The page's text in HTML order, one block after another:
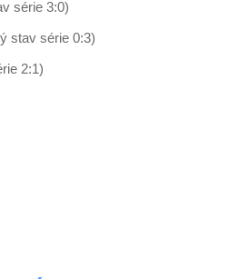
série 3:0)
stav série 0:3)
2:1)